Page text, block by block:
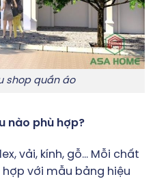
shop quần áo
nào phù hợp?
vải, kính, gỗ… Mỗi chất
hợp với mẫu bảng hiệu